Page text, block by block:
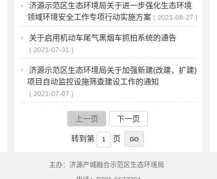
·
济源示范区生态环境局关于进一步强化生态环境
领域环境安全工作专项行动实施方案
2021-08-27
· 关于启用机动车尾气黑烟车抓拍系统的通告
2021-07-31
·
济源示范区生态环境局关于加强新建(改建、扩建)
项目自动监控设施筛查建设工作的通知
2021-07-07
上一页 下一页
转到第 页
主办：济源产城融合示范区生态环境局